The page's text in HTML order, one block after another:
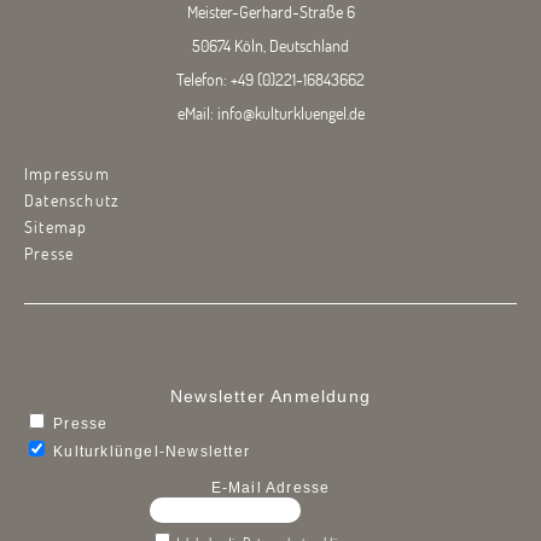
Meister-Gerhard-Straße 6
50674 Köln, Deutschland
Telefon: +49 (0)221-16843662
eMail: info@kulturkluengel.de
Impressum
Datenschutz
Sitemap
Presse
Newsletter Anmeldung
Presse
Kulturklüngel-Newsletter
E-Mail Adresse